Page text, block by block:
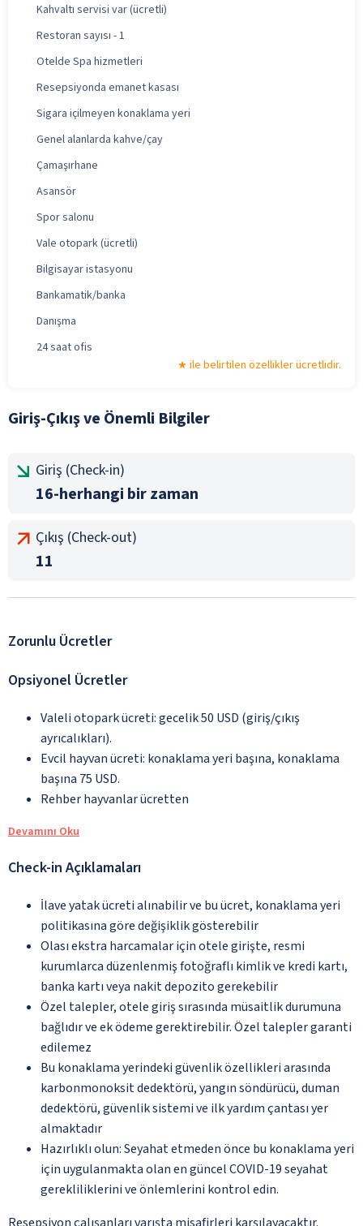
Kahvaltı servisi var (ücretli)
Restoran sayısı - 1
Otelde Spa hizmetleri
Resepsiyonda emanet kasası
Sigara içilmeyen konaklama yeri
Genel alanlarda kahve/çay
Çamaşırhane
Asansör
Spor salonu
Vale otopark (ücretli)
Bilgisayar istasyonu
Bankamatik/banka
Danışma
24 saat ofis
ile belirtilen özellikler ücretlidir.
Giriş-Çıkış ve Önemli Bilgiler
Giriş (Check-in)
16-herhangi bir zaman
Çıkış (Check-out)
11
Zorunlu Ücretler
Opsiyonel Ücretler
Valeli otopark ücreti: gecelik 50 USD (giriş/çıkış
ayrıcalıkları).
Evcil hayvan ücreti: konaklama yeri başına, konaklama
başına 75 USD.
Rehber hayvanlar ücretten
Devamını Oku
Check-in Açıklamaları
İlave yatak ücreti alınabilir ve bu ücret, konaklama yeri
politikasına göre değişiklik gösterebilir
Olası ekstra harcamalar için otele girişte, resmi
kurumlarca düzenlenmiş fotoğraflı kimlik ve kredi kartı,
banka kartı veya nakit depozito gerekebilir
Özel talepler, otele giriş sırasında müsaitlik durumuna
bağlıdır ve ek ödeme gerektirebilir. Özel talepler garanti
edilemez
Bu konaklama yerindeki güvenlik özellikleri arasında
karbonmonoksit dedektörü, yangın söndürücü, duman
dedektörü, güvenlik sistemi ve ilk yardım çantası yer
almaktadır
Hazırlıklı olun: Seyahat etmeden önce bu konaklama yeri
için uygulanmakta olan en güncel COVID-19 seyahat
gerekliliklerini ve önlemlerini kontrol edin.
Resepsiyon çalışanları varışta misafirleri karşılayacaktır.